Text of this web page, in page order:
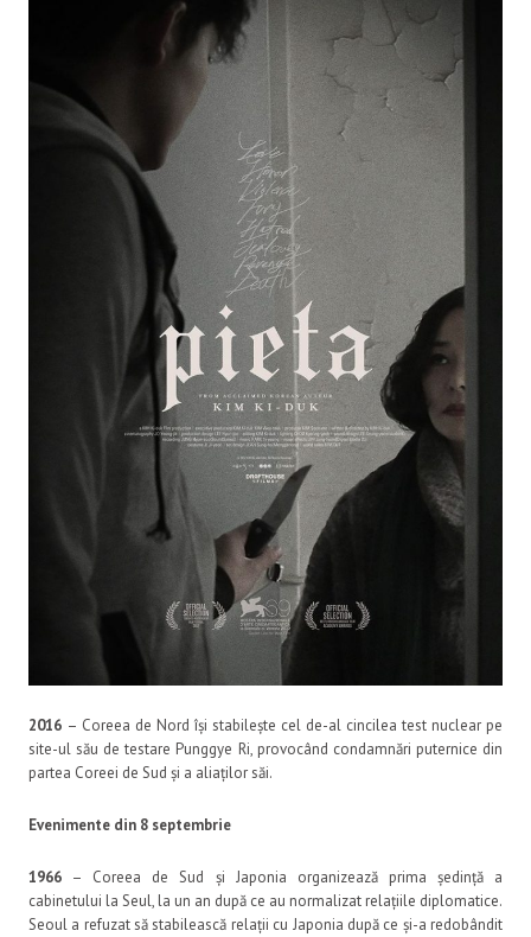
2016 – Coreea de Nord își stabilește cel de-al cincilea test nuclear pe
site-ul său de testare Punggye Ri, provocând condamnări puternice din
partea Coreei de Sud și a aliaților săi.
Evenimente din 8 septembrie
1966 – Coreea de Sud și Japonia organizează prima ședință a
cabinetului la Seul, la un an după ce au normalizat relațiile diplomatice.
Seoul a refuzat să stabilească relații cu Japonia după ce și-a redobândit